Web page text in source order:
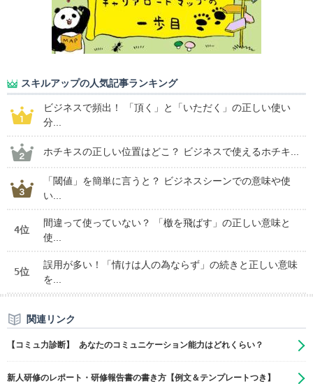
スキルアップの人気記事ランキング
ビジネスで頻出！ 「頂く」と「いただく」の正しい使い
分...
ホチキスの正しい位置はどこ？ ビジネスで使えるホチキ...
「閾値」を簡単に言うと？ ビジネスシーンでの意味や使
い...
4位
間違って使っていない？ 「檄を飛ばす」の正しい意味と
使...
5位
誤用が多い！「情けは人の為ならず」の続きと正しい意味
を...
関連リンク
【コミュ力診断】 あなたのコミュニケーション能力はどれくらい？
新人研修のレポート・研修報告書の書き方【例文＆テンプレートつき】